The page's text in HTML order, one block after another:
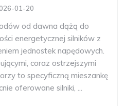
01-20
od dawna dążą do
energetycznej silników z
jednostek napędowych.
coraz ostrzejszymi
to specyficzną mieszankę
oferowane silniki, ...